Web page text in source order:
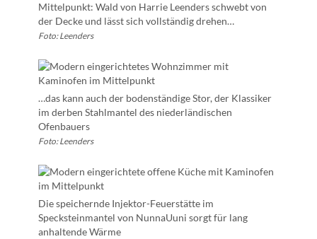
Mittelpunkt: Wald von Harrie Leenders schwebt von
der Decke und lässt sich vollständig drehen…
Foto: Leenders
…das kann auch der bodenständige Stor, der Klassiker
im derben Stahlmantel des niederländischen
Ofenbauers
Foto: Leenders
Die speichernde Injektor-Feuerstätte im
Specksteinmantel von NunnaUuni sorgt für lang
anhaltende Wärme